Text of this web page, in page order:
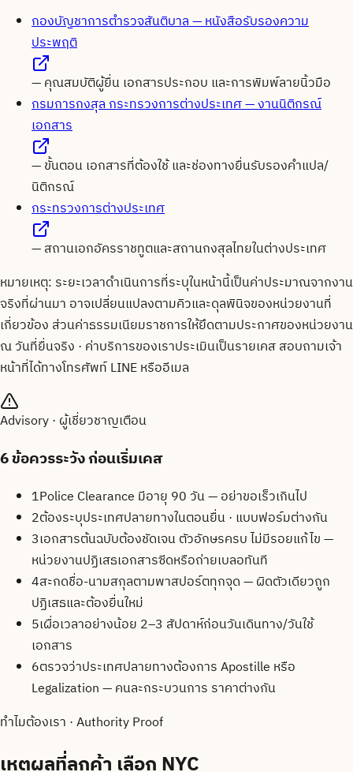
กองบัญชาการตำรวจสันติบาล — หนังสือรับรองความ
ประพฤติ
—คุณสมบัติผู้ยื่น เอกสารประกอบ และการพิมพ์ลายนิ้วมือ
กรมการกงสุล กระทรวงการต่างประเทศ — งานนิติกรณ์
เอกสาร
—ขั้นตอน เอกสารที่ต้องใช้ และช่องทางยื่นรับรองคำแปล/
นิติกรณ์
กระทรวงการต่างประเทศ
—สถานเอกอัครราชทูตและสถานกงสุลไทยในต่างประเทศ
หมายเหตุ: ระยะเวลาดำเนินการที่ระบุในหน้านี้เป็นค่าประมาณจากงาน
จริงที่ผ่านมา อาจเปลี่ยนแปลงตามคิวและดุลพินิจของหน่วยงานที่
เกี่ยวข้อง ส่วนค่าธรรมเนียมราชการให้ยึดตามประกาศของหน่วยงาน
ณ วันที่ยื่นจริง · ค่าบริการของเราประเมินเป็นรายเคส สอบถามเจ้า
หน้าที่ได้ทางโทรศัพท์ LINE หรืออีเมล
Advisory · ผู้เชี่ยวชาญเตือน
6ข้อควรระวัง ก่อนเริ่มเคส
1Police Clearance มีอายุ 90 วัน — อย่าขอเร็วเกินไป
2ต้องระบุประเทศปลายทางในตอนยื่น · แบบฟอร์มต่างกัน
3เอกสารต้นฉบับต้องชัดเจน ตัวอักษรครบ ไม่มีรอยแก้ไข —
หน่วยงานปฏิเสธเอกสารซีดหรือถ่ายเบลอทันที
4สะกดชื่อ-นามสกุลตามพาสปอร์ตทุกจุด — ผิดตัวเดียวถูก
ปฏิเสธและต้องยื่นใหม่
5เผื่อเวลาอย่างน้อย 2–3 สัปดาห์ก่อนวันเดินทาง/วันใช้
เอกสาร
6ตรวจว่าประเทศปลายทางต้องการ Apostille หรือ
Legalization — คนละกระบวนการ ราคาต่างกัน
ทำไมต้องเรา · Authority Proof
เหตุผลที่ลูกค้า เลือก NYC